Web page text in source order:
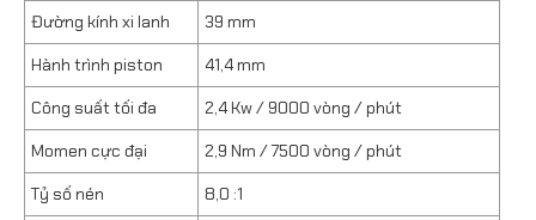
Đường kính xi lanh
39 mm
Hành trình piston
41,4 mm
Công suất tối đa
2,4 Kw / 9000 vòng / phút
Momen cực đại
2,9 Nm / 7500 vòng / phút
Tỷ số nén
8,0 :1